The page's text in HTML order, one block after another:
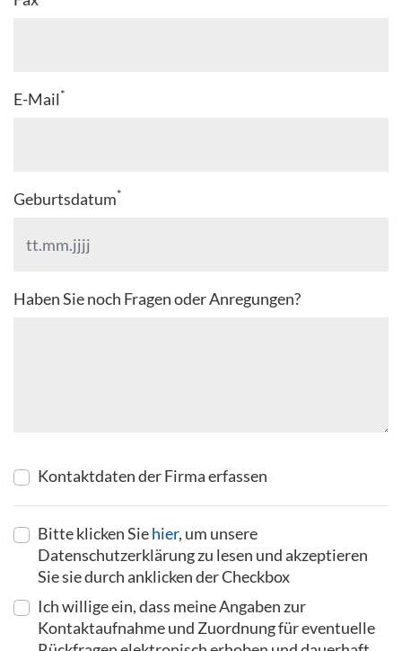
E-Mail*
Geburtsdatum*
Haben Sie noch Fragen oder Anregungen?
Kontaktdaten der Firma erfassen
Bitte klicken Siehier, um unsere
Datenschutzerklärung zu lesen und akzeptieren
Sie sie durch anklicken der Checkbox
Ich willige ein, dass meine Angaben zur
Kontaktaufnahme und Zuordnung für eventuelle